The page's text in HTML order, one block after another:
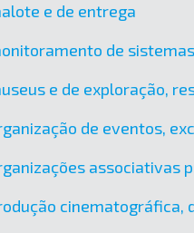
e de entrega
de
e de exploração,
de eventos,
associativas
cinematográfica,